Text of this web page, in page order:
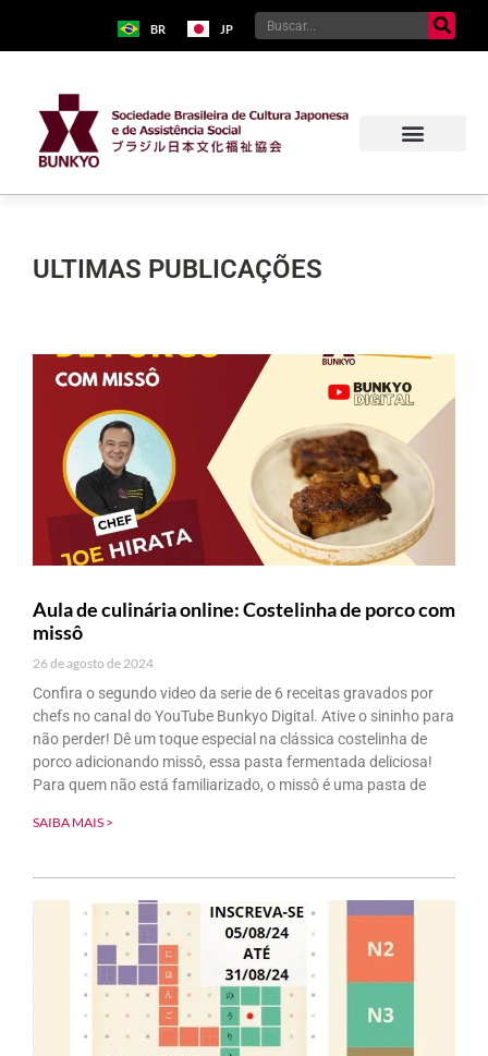
BR JP
ULTIMAS PUBLICAÇÕES
Aula de culinária online: Costelinha de porco com
missô
26 de agosto de 2024
Confira o segundo video da serie de 6 receitas gravados por
chefs no canal do YouTube Bunkyo Digital. Ative o sininho para
não perder! Dê um toque especial na clássica costelinha de
porco adicionando missô, essa pasta fermentada deliciosa!
Para quem não está familiarizado, o missô é uma pasta de
SAIBA MAIS >